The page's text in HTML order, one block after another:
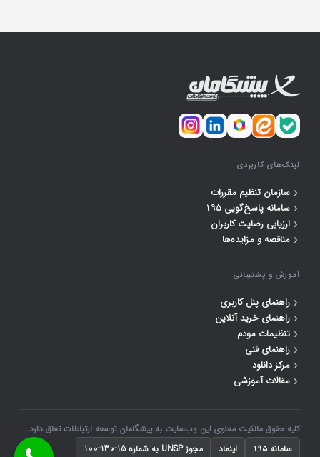
لینک‌های کاربردی
‹ سازمان تنظیم مقررات
‹ سامانه پاسخ‌گویی ۱۹۵
‹ ارزیابی رضایت کاربران
‹ مناقصه و مزایده‌ها
آموزش و پشتیبانی
‹ راهنمای پنل کاربری
‹ راهنمای خرید آنلاین
‹ تنظیمات مودم
‹ راهنمای فنی
‹ مرکز دانلود
‹ مقالات آموزشی
کلیه حقوق مالکیت معنوی این وب‌سایت به پیشگامان توسعه ارتباطات تعلق دارد.
سامانه ۱۹۵
اینماد مجوز UNSP به شماره 15-130-100